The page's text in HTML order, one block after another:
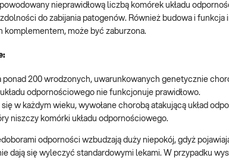
nieprawidłową liczbą komórek układu
do zabijania patogenów. Również budowa i funkcja
może być zaburzona.
ponad 200 wrodzonych, uwarunkowanych genetycznie
odpornościowego nie funkcjonuje prawidłowo.
w każdym wieku, wywołane chorobą atakującą układ
niszczy komórki układu odpornościowego.
odporności wzbudzają duży niepokój, gdyż
dają się wyleczyć standardowymi lekami. W przypadku